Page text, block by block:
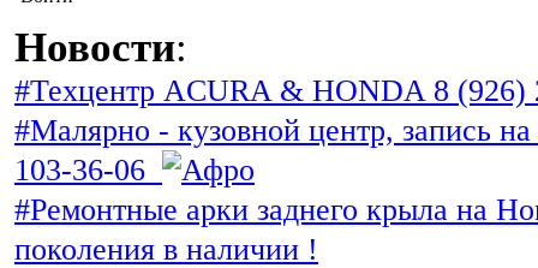
Новости:
#Техцентр ACURA & HONDA 8 (926)
#Малярно - кузовной центр, запись
103-36-06
#Ремонтные арки заднего крыла на
поколения в наличии !